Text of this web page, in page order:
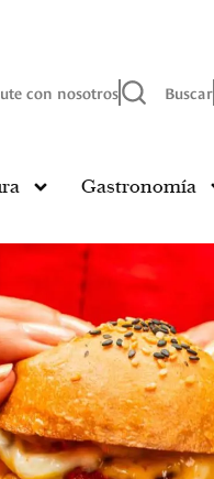
con nosotros Buscar
Gastronomía